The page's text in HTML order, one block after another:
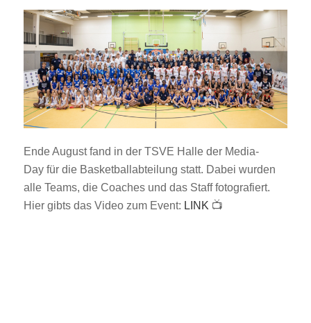
Ende August fand in der TSVE Halle der Media-
Day für die Basketballabteilung statt. Dabei wurden
alle Teams, die Coaches und das Staff fotografiert.
Hier gibts das Video zum Event: LINK📺